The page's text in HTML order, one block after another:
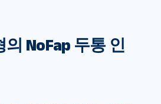
NoFap 두통 인